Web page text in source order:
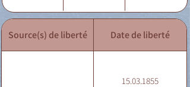
Source(s) de liberté Date de liberté
15.03.1855